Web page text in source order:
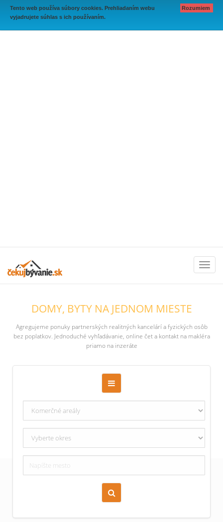
Tento web používa súbory cookies. Prehliadaním webu
vyjadrujete súhlas s ich používaním.
Rozumiem
DOMY, BYTY NA JEDNOM MIESTE
Agregujeme ponuky partnerských realitných kancelárí a fyzických osôb
bez poplatkov. Jednoduché vyhľadávanie, online čet a kontakt na makléra
priamo na inzeráte
Zoraď podľa času pridania